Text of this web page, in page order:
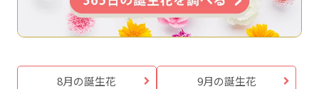
8月の誕生花 9月の誕生花